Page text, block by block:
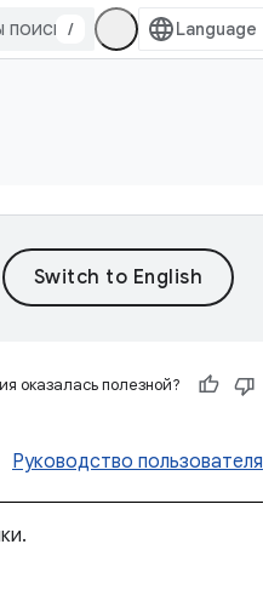
/
оказалась полезной?
Руководство пользователя